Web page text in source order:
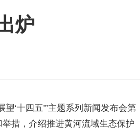
炉
‘十四五’”主题系列新闻发布会第
措，介绍推进黄河流域生态保护